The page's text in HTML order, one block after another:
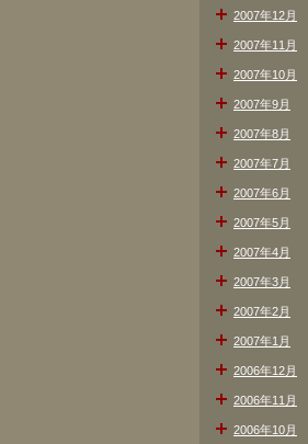
2007年12月
2007年11月
2007年10月
2007年9月
2007年8月
2007年7月
2007年6月
2007年5月
2007年4月
2007年3月
2007年2月
2007年1月
2006年12月
2006年11月
2006年10月